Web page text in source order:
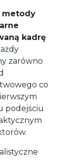
metody
kadrę
zarówno
co
podejściu